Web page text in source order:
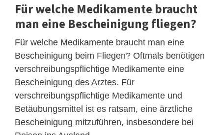
Für welche Medikamente braucht
man eine Bescheinigung fliegen?
Für welche Medikamente braucht man eine
Bescheinigung beim Fliegen? Oftmals benötigen
verschreibungspflichtige Medikamente eine
Bescheinigung des Arztes. Für
verschreibungspflichtige Medikamente und
Betäubungsmittel ist es ratsam, eine ärztliche
Bescheinigung mitzuführen, insbesondere bei